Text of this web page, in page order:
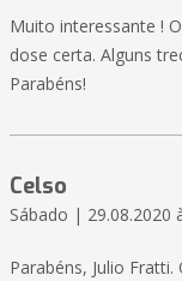
Muito interessante !
dose certa. Alguns
Parabéns!
Celso
Sábado | 29.08.2020
Parabéns, Julio